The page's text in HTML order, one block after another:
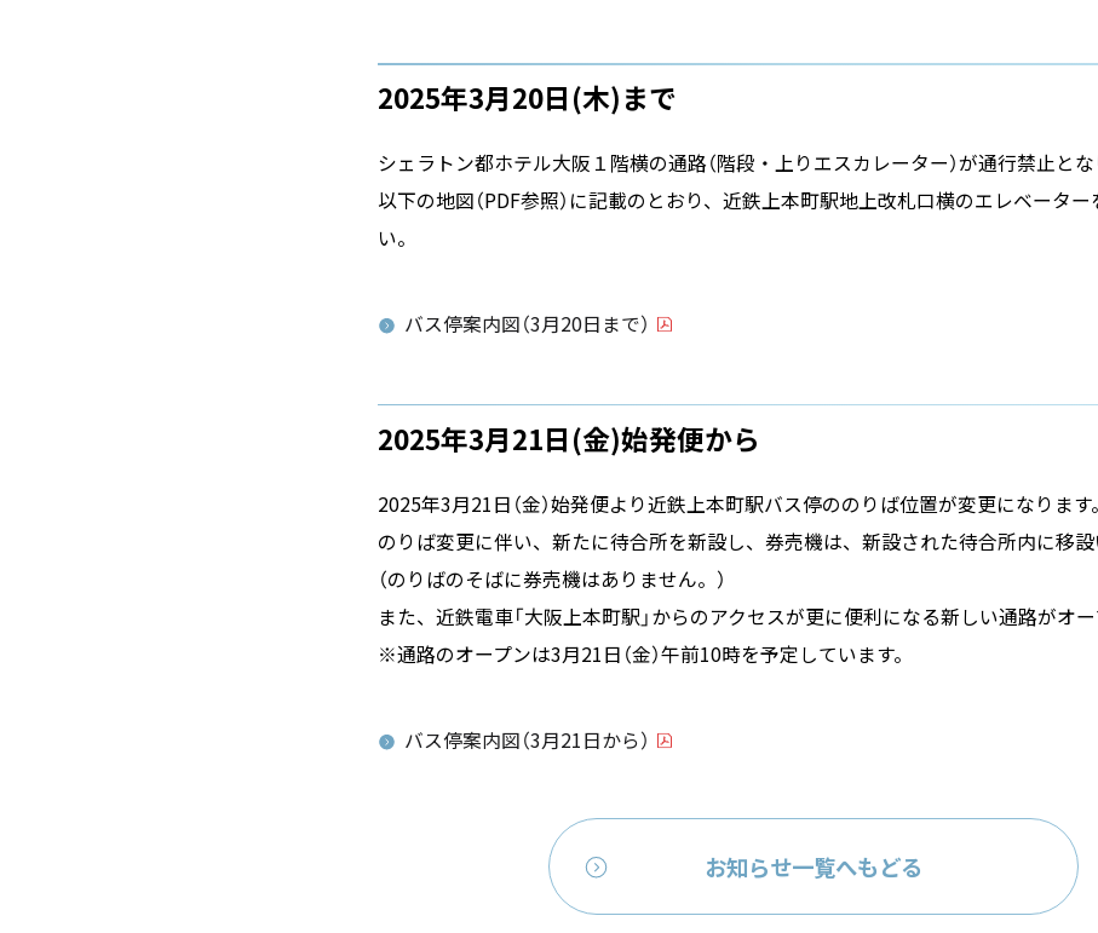
2025年3月20日(木)まで
シェラトン都ホテル大阪１階横の通路（階段・上りエスカレーター）が通行禁止とな
以下の地図（PDF参照）に記載のとおり、近鉄上本町駅地上改札口横のエレベータ
い。
バス停案内図（3月20日まで）
2025年3月21日(金)始発便から
2025年3月21日（金）始発便より近鉄上本町駅バス停ののりば位置が変更になります。
のりば変更に伴い、新たに待合所を新設し、券売機は、新設された待合所内に移設
（のりばのそばに券売機はありません。）
また、近鉄電車「大阪上本町駅」からのアクセスが更に便利になる新しい通路がオ
※通路のオープンは3月21日（金）午前10時を予定しています。
バス停案内図（3月21日から）
お知らせ一覧へもどる